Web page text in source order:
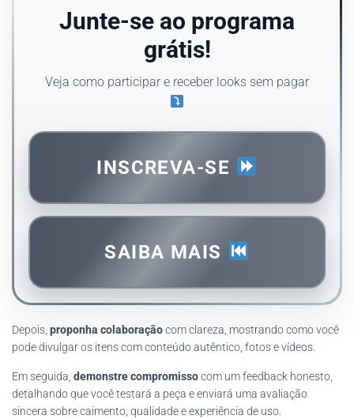
Junte-se ao programa
grátis!
Veja como participar e receber looks sem pagar
INSCREVA-SE
SAIBA MAIS
Depois, proponha colaboraçãocom clareza, mostrando como você
pode divulgar os itens com conteúdo autêntico, fotos e vídeos.
Em seguida, demonstre compromissocom um feedback honesto,
detalhando que você testará a peça e enviará uma avaliação
sincera sobre caimento, qualidade e experiência de uso.